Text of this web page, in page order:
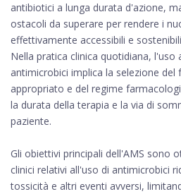
antibiotici a lunga durata d'azione,
ostacoli da superare per rendere i
effettivamente accessibili e
Nella pratica clinica quotidiana, l'uso
antimicrobici implica la selezione
appropriato e del regime
la durata della terapia e la via di
paziente.
Gli obiettivi principali dell'AMS sono
clinici relativi all'uso di antimicrobici
tossicità e altri eventi avversi,